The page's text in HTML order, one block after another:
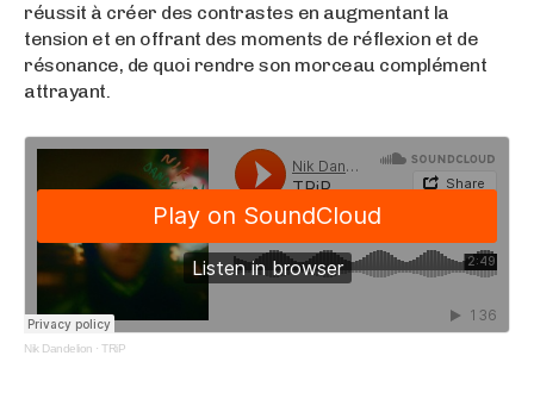
réussit à créer des contrastes en augmentant la
tension et en offrant des moments de réflexion et de
résonance, de quoi rendre son morceau complément
attrayant.
Nik Dandelion · TRiP